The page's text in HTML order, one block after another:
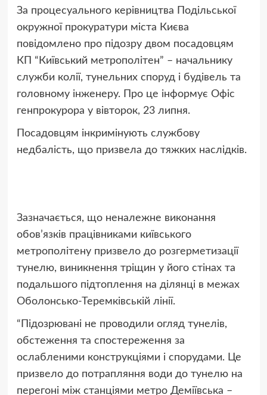
За процесуального керівництва Подільської
окружної прокуратури міста Києва
повідомлено про підозру двом посадовцям
КП “Київський метрополітен” – начальнику
служби колії, тунельних споруд і будівель та
головному інженеру. Про це інформує Офіс
генпрокурора у вівторок, 23 липня.
Посадовцям інкримінують службову
недбалість, що призвела до тяжких наслідків.
Зазначається, що неналежне виконання
обов’язків працівниками київського
метрополітену призвело до розгерметизації
тунелю, виникнення тріщин у його стінах та
подальшого підтоплення на ділянці в межах
Оболонсько-Теремківській лінії.
“Підозрювані не проводили огляд тунелів,
обстеження та спостереження за
ослабленими конструкціями і спорудами. Це
призвело до потрапляння води до тунелю на
перегоні між станціями метро Деміївська –